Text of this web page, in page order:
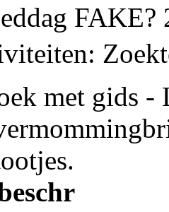
FAKE?
met gids